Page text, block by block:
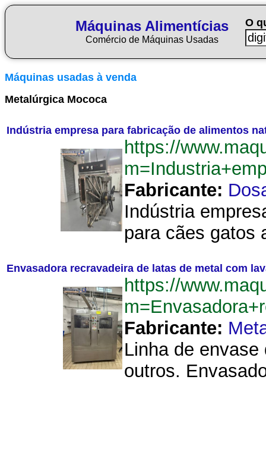
Máquinas Alimentícias
Comércio de Máquinas Usadas
O
Máquinas usadas à venda
Metalúrgica Mococa
Indústria empresa para fabricação de alimentos
https://
Fabricante:
Indústria
para cães gatos
Envasadora recravadeira de latas de metal com
https://
Fabricante:
Linha de
outros.